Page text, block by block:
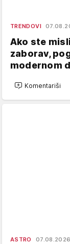
TRENDOVI
Ako ste
zaborav,
modernom
Komentariši
ASTRO